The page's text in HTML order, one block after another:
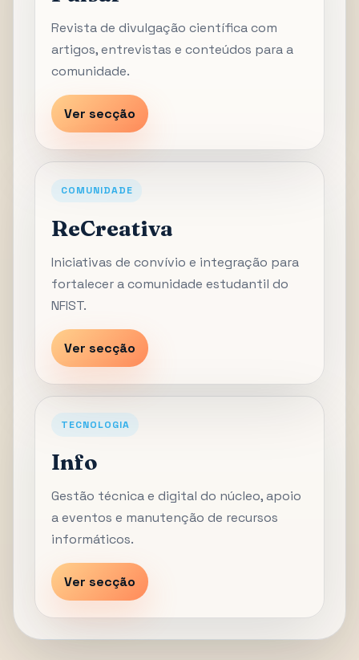
Revista de divulgação científica com
artigos, entrevistas e conteúdos para a
comunidade.
Ver secção
COMUNIDADE
ReCreativa
Iniciativas de convívio e integração para
fortalecer a comunidade estudantil do
NFIST.
Ver secção
TECNOLOGIA
Info
Gestão técnica e digital do núcleo, apoio
a eventos e manutenção de recursos
informáticos.
Ver secção